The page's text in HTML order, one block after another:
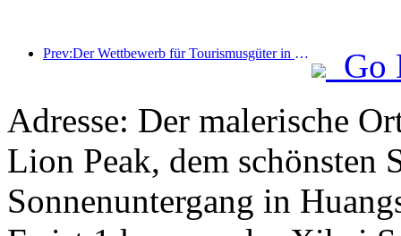
Prev:Der Wettbewerb für Tourismusgüter in China wurde erfolgreich in Xiangtan, Hunan, abgehalten.
Go
Adresse: Der malerische
Lion Peak, dem schönsten
Sonnenuntergang in